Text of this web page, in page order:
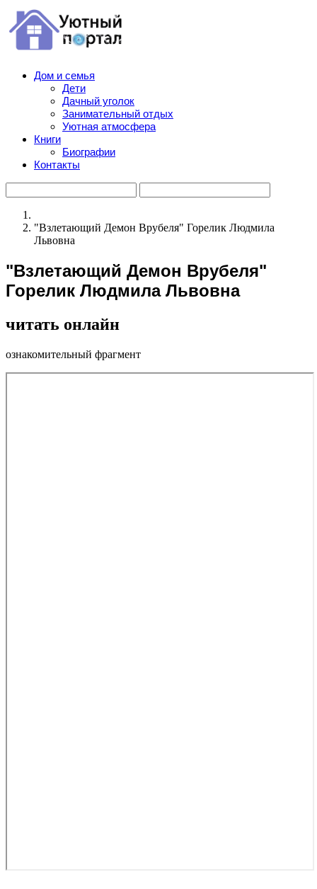
Дом и семья
Дети
Дачный уголок
Занимательный отдых
Уютная атмосфера
Книги
Биографии
Контакты
"Взлетающий Демон Врубеля" Горелик Людмила
Львовна
"Взлетающий Демон Врубеля"
Горелик Людмила Львовна
читать онлайн
ознакомительный фрагмент